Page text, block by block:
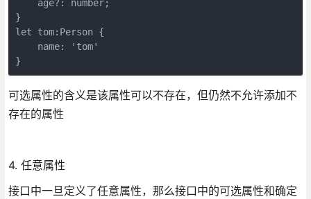
    age?: number;
}
let tom:Person {
    name: 'tom'
}
可选属性的含义是该属性可以不存在，但仍然不允许添加不
存在的属性
4. 任意属性
接口中一旦定义了任意属性，那么接口中的可选属性和确定